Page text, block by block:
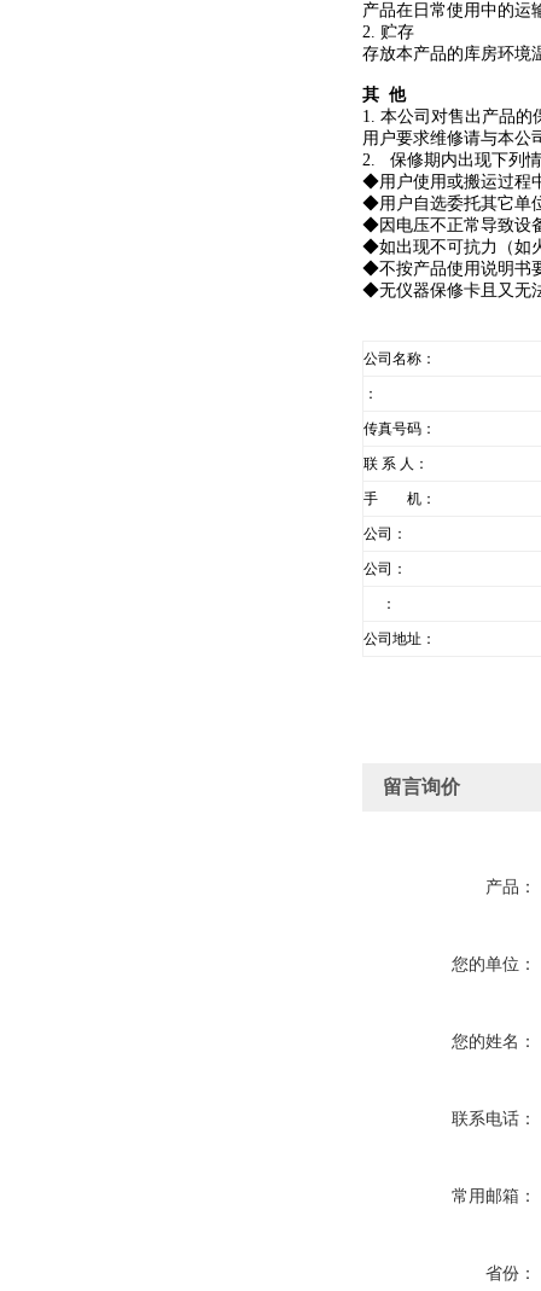
产品在日常使用中的运
2. 贮存
存放本产品的库房环境
其 他
1. 本公司对售出产品的
用户要求维修请与本公
2. 保修期内出现下列
◆用户使用或搬运过程
◆用户自选委托其它单
◆因电压不正常导致设
◆如出现不可抗力（如
◆不按产品使用说明书
◆无仪器保修卡且又无
公司名称：
：
传真号码：
联 系 人：
手 机：
公司：
公司：
：
公司地址：
留言询价
产品：
您的单位：
您的姓名：
联系电话：
常用邮箱：
省份：